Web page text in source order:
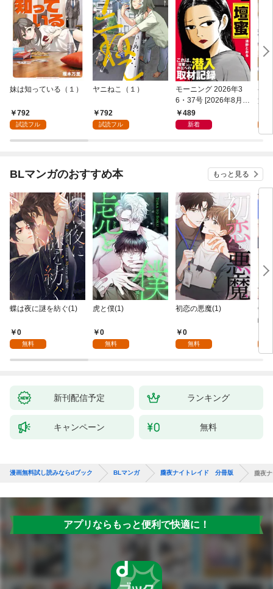
妹は知っている（１）
792
試読フル
ヤニねこ（１）
792
試読フル
モーニング 2026年3
6・37号 [2026年8月6
日発売]
489
新着
ゲ
貴
を
し
BLマンガのおすすめ本 もっと見る
蝶は夜に謎を紡ぐ(1)
0
無料
虎と僕(1)
0
無料
初恋の悪魔(1)
0
無料
齢
新刊配信予定 ランキング
キャンペーン 無料
漫画無料試し読みならdブック BLマンガ 朧夜ナイトレイド 分冊版 朧夜
アプリならもっと便利で快適に！